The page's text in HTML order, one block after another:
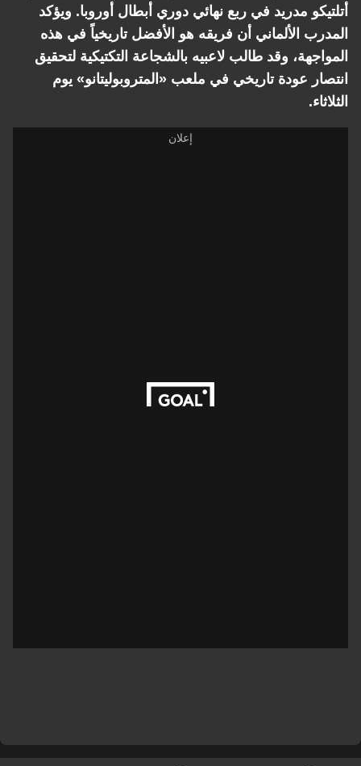
أتلتيكو مدريد في ربع نهائي دوري أبطال أوروبا. ويؤكد
المدرب الألماني أن فريقه هو الأفضل تاريخياً في هذه
المواجهة، وقد طالب لاعبيه بالشجاعة التكتيكية لتحقيق
انتصار عودة تاريخي في ملعب «المتروبوليتانو» يوم
الثلاثاء.